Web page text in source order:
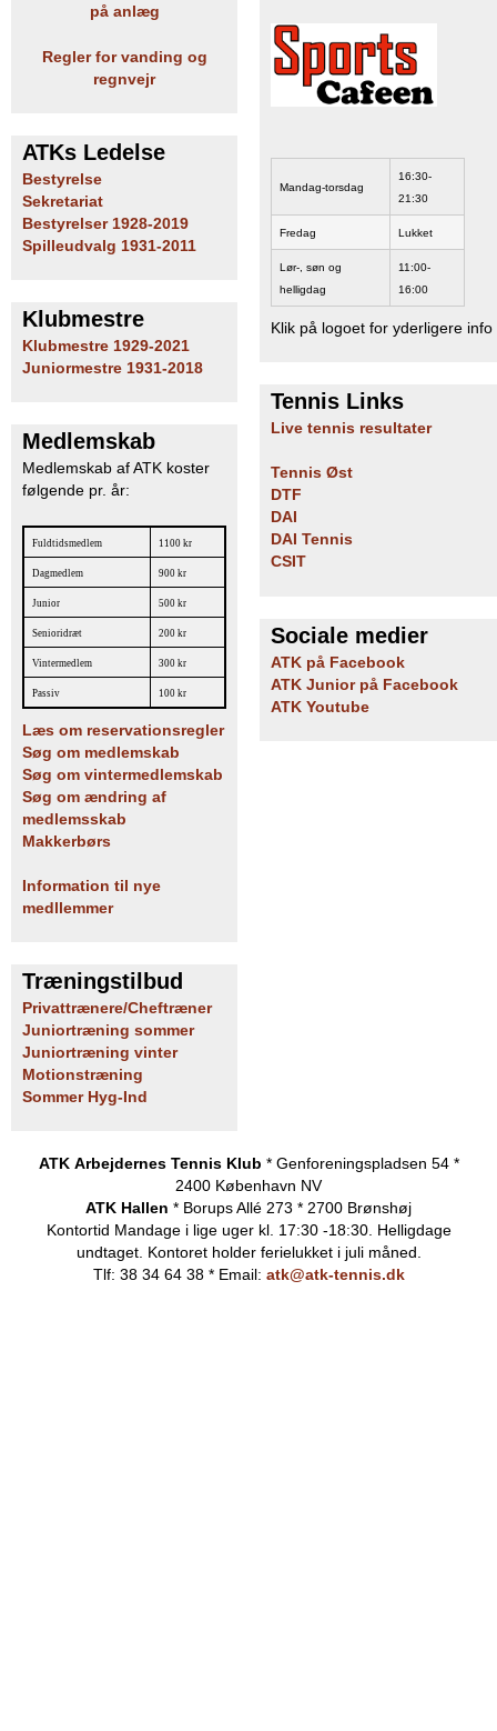
på anlæg
Regler for vanding og
regnvejr
ATKs Ledelse
Bestyrelse
Sekretariat
Bestyrelser 1928-2019
Spilleudvalg 1931-2011
Klubmestre
Klubmestre 1929-2021
Juniormestre 1931-2018
Medlemskab
Medlemskab af ATK koster
følgende pr. år:
Fuldtidsmedlem 1100 kr
Dagmedlem 900 kr
Junior 500 kr
Senioridræt 200 kr
Vintermedlem 300 kr
Passiv 100 kr
Læs om reservationsregler
Søg om medlemskab
Søg om vintermedlemskab
Søg om ændring af
medlemsskab
Makkerbørs
Information til nye
medllemmer
Træningstilbud
Privattrænere/Cheftræner
Juniortræning sommer
Juniortræning vinter
Motionstræning
Sommer Hyg-Ind
Mandag-torsdag
16:30-
21:30
Fredag Lukket
Lør-, søn og
helligdag
11:00-
16:00
Klik på logoet for yderligere info
Tennis Links
Live tennis resultater
Tennis Øst
DTF
DAI
DAI Tennis
CSIT
Sociale medier
ATK på Facebook
ATK Junior på Facebook
ATK Youtube
ATK Arbejdernes Tennis Klub * Genforeningspladsen 54 *
2400 København NV
ATK Hallen * Borups Allé 273 * 2700 Brønshøj
Kontortid Mandage i lige uger kl. 17:30 -18:30. Helligdage
undtaget. Kontoret holder ferielukket i juli måned.
Tlf: 38 34 64 38 * Email: atk@atk-tennis.dk